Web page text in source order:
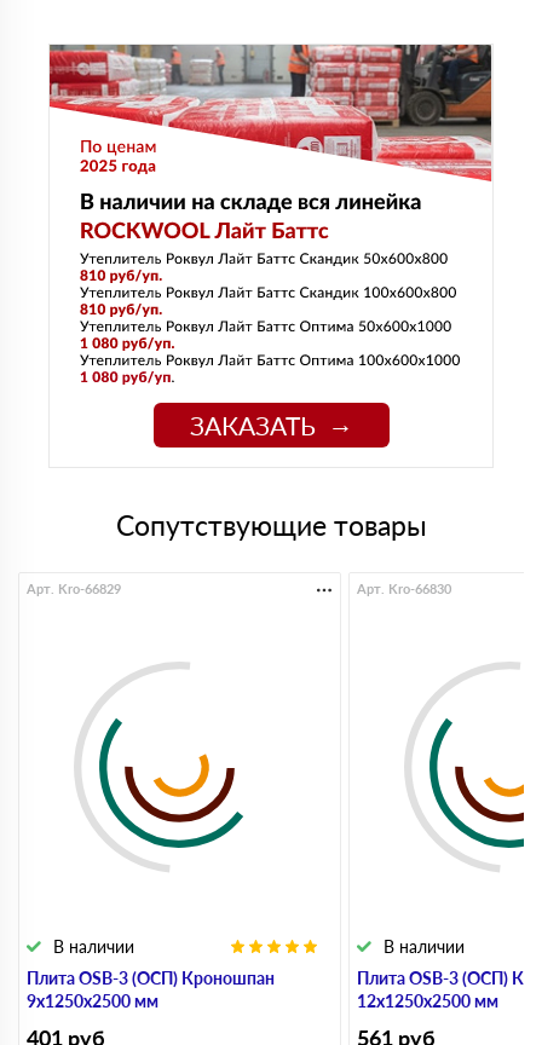
ЗАКАЗАТЬ
Сопутствующие товары
Плита OSB-3 (ОСП) Кроношпан
9х1250х2500 мм
В наличии
Арт. Kro-66829
401 руб
Плита OSB-3 (ОСП)
12х1250х2500 мм
В наличии
Арт. Kro-66830
561 руб